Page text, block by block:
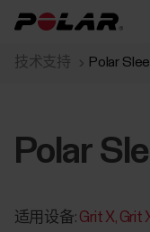
技术支持 Polar
Polar
适用设备: Grit X Grit